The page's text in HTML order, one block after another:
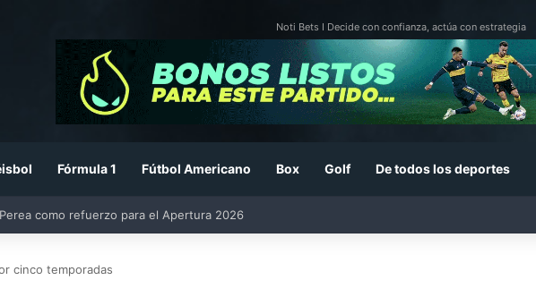
Noti Bets I Decide con confianza, actúa con estrategia
Fórmula 1 Fútbol Americano Box Golf De todos los deportes
cinco temporadas